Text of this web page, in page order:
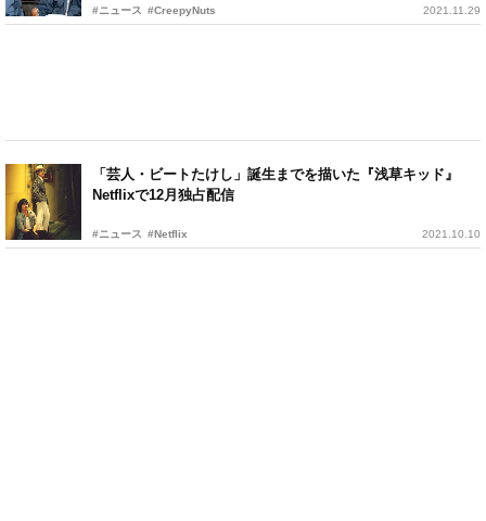
#ニュース #CreepyNuts 2021.11.29
「芸人・ビートたけし」誕生までを描いた『浅草キッド』
Netflixで12月独占配信
#ニュース #Netflix 2021.10.10